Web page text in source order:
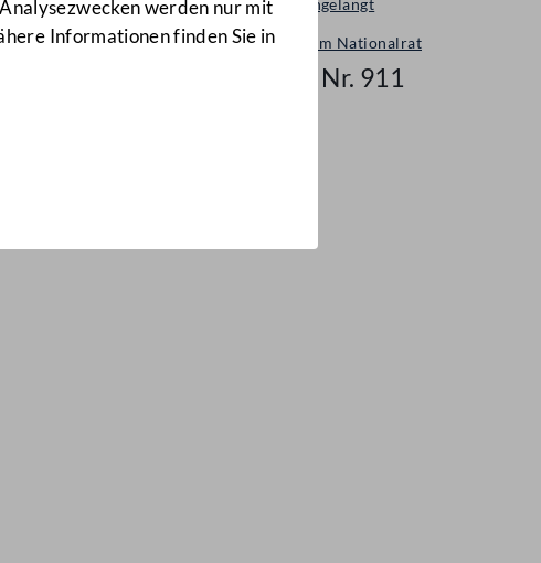
werden nur mit
Informationen finden Sie in
Neu eingelangt
Neues im Nationalrat
Mail Nr. 911